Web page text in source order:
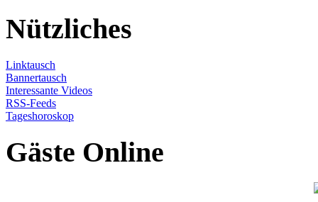
Nützliches
Linktausch
Bannertausch
Interessante Videos
RSS-Feeds
Tageshoroskop
Gäste Online